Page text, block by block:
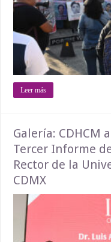
Leer más
Galería: CDHCM
Tercer Informe
Rector de la
CDMX